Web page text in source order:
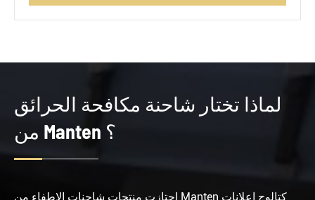
لماذا تختار شاحنة مكافحة الحرائق
من Manten ؟
اجتازت منتجات شاحنات الإطفاء من Manten كتالوج إعلانات